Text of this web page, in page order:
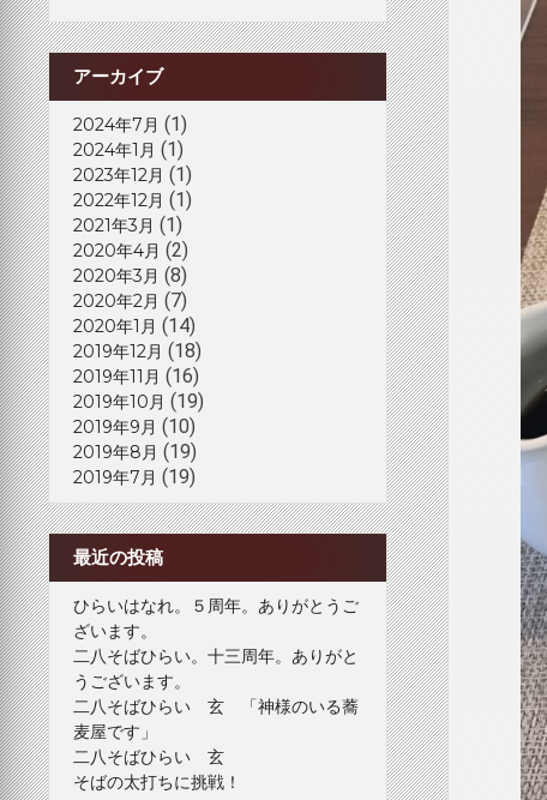
アーカイブ
2024年7月 (1)
2024年1月 (1)
2023年12月 (1)
2022年12月 (1)
2021年3月 (1)
2020年4月 (2)
2020年3月 (8)
2020年2月 (7)
2020年1月 (14)
2019年12月 (18)
2019年11月 (16)
2019年10月 (19)
2019年9月 (10)
2019年8月 (19)
2019年7月 (19)
最近の投稿
ひらいはなれ。５周年。ありがとうご
ざいます。
二八そばひらい。十三周年。ありがと
うございます。
二八そばひらい 玄 「神様のいる蕎
麦屋です」
二八そばひらい 玄
そばの太打ちに挑戦！